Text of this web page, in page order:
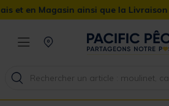
ainsi que la Livraison